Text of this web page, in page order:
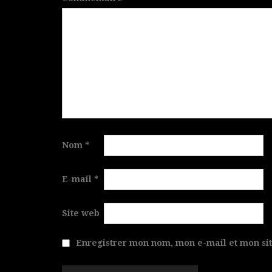
Nom *
E-mail *
Site web
Enregistrer mon nom, mon e-mail et mon